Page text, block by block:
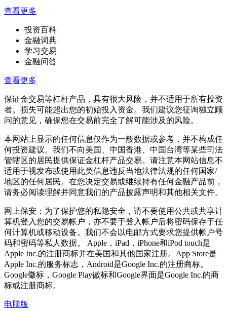
查看更多
投资百科|
金融词典|
学习交易|
金融问答
查看更多
保证金交易等杠杆产品，具有很大风险，并不适用于所有投资
者。损失可能超出您的初始投入资金。我们建议您征询独立顾
问的意见，确保您在交易前完全了解可能涉及的风险。
本网站上显示的任何信息仅作为一般数据或参考，并不构成任
何投资建议。我们不向美国、中国香港、中国台湾等某些司法
管辖区的居民提供保证金杠杆产品交易。请注意本网站信息不
适用于视发布或使用此类信息违反当地法律法规的任何国家/
地区的任何居民。在您决定交易或继续持有任何金融产品前，
请务必阅读理解并同意我们的产品披露声明和其他相关文件。
网上保安：为了保护您的私隐安全，请不要使用公共或共享计
算机登入您的交易帐户，亦不要于登入帐户后将密码保存于任
何计算机或移动设备。我们不会以电邮方式要求您提供帐户号
码和密码等私人数据。 Apple，iPad，iPhone和iPod touch是
Apple Inc.的注册商标并在美国和其他国家注册。App Store是
Apple Inc.的服务标志，Android是Google Inc.的注册商标。
Google徽标，Google Play徽标和Google界面是Google Inc.的商
标或注册商标。
电脑版